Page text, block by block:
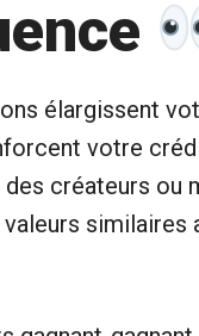
élargissent
votre
créateurs ou
similaires